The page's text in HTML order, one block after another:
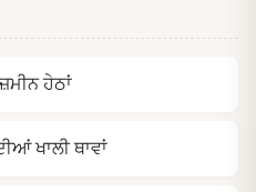
ਹੇਠਾਂ
ਖਾਲੀ ਥਾਵਾਂ